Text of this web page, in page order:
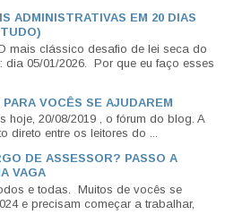
ADMINISTRATIVAS EM 20 DIAS
mais clássico desafio de lei seca do
05/01/2026. Por que eu faço esses
VOCÊS SE AJUDAREM
hoje, 20/08/2019 , o fórum do blog. A
direto entre os leitores do ...
DE ASSESSOR? PASSO A
VAGA
e todas. Muitos de vocês se
e precisam começar a trabalhar,